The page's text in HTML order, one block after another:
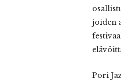
joiden
Pori